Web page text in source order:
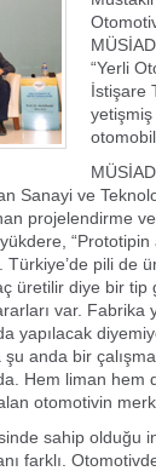
“Yerli
İstişare
yetişmiş
Sanayi ve
projelendirme ve
Türkiye’de pili de
üretilir diye bir
var. Fabrika
yapılacak
anda bir
Hem liman hem
otomotivin
sahip olduğu
farklı.